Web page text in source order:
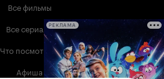
Все фильмы
Все сериалы
Что посмотреть
Афиша
РЕКЛАМА